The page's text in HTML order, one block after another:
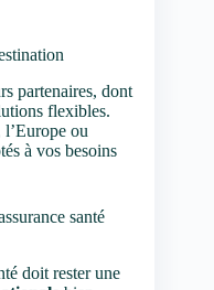
partenaires, dont
flexibles.
ou
à vos besoins
santé
doit rester une